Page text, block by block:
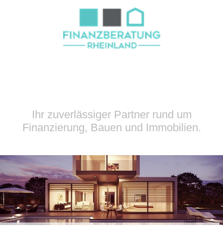
Ihr zuverlässiger Partner rund um
Finanzierung, Bauen und Immobilien.